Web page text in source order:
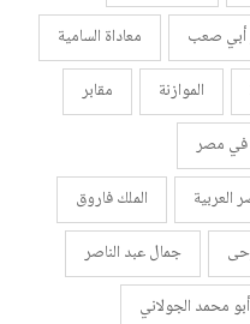
أبي صعب
معاداة السامية
الموازنة
مقابر
في مصر
الملك فاروق
جمال عبد الناصر
أبو محمد الجولاني